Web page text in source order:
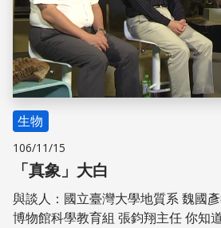
生物
106/11/15
「真象」大白
與談人：國立臺灣大學地質系 魏國
博物館科學教育組 張鈞翔主任 你知